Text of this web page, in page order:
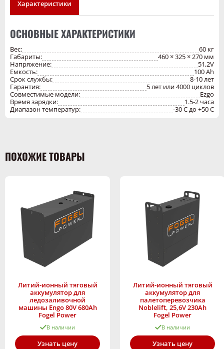
Характеристики
ОСНОВНЫЕ ХАРАКТЕРИСТИКИ
Вес:
60 кг
Габариты:
460 × 325 × 270 мм
Напряжение:
51,2V
Емкость:
100 Ah
Срок службы:
8-10 лет
Гарантия:
5 лет или 4000 циклов
Совместимые модели:
Ezgo
Время зарядки:
1.5-2 часа
Диапазон температур:
-30 C до +50 C
ПОХОЖИЕ ТОВАРЫ
Литий-ионный тяговый
аккумулятор для
ледозаливочной
машины Engo 80V 680Ah
Fogel Power
В наличии
Узнать цену
Литий-ионный тяговый
аккумулятор для
палетоперевозчика
Noblelift, 25,6V 230Ah
Fogel Power
В наличии
Узнать цену